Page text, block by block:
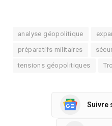
analyse géopolitique
préparatifs militaires
tensions géopolitiques
Suivre